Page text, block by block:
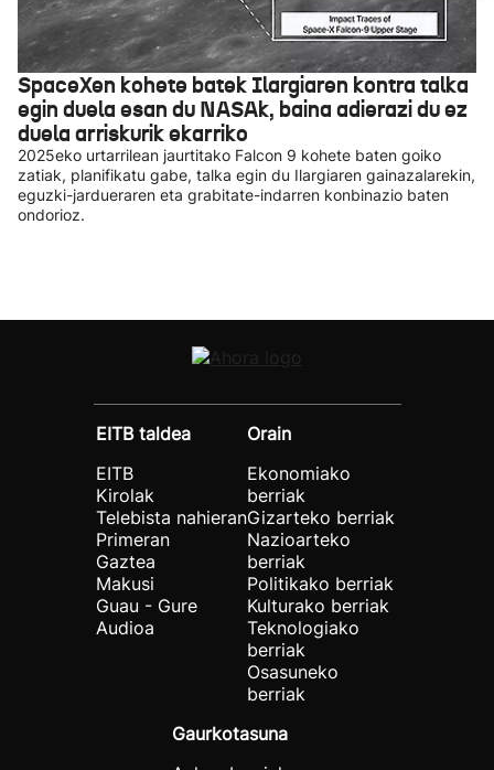
SpaceXen kohete batek Ilargiaren kontra talka
egin duela esan du NASAk, baina adierazi du ez
duela arriskurik ekarriko
2025eko urtarrilean jaurtitako Falcon 9 kohete baten goiko
zatiak, planifikatu gabe, talka egin du Ilargiaren gainazalarekin,
eguzki-jardueraren eta grabitate-indarren konbinazio baten
ondorioz.
EITB taldea
EITB
Kirolak
Telebista nahieran
Primeran
Gaztea
Makusi
Guau - Gure
Audioa
Orain
Ekonomiako
berriak
Gizarteko berriak
Nazioarteko
berriak
Politikako berriak
Kulturako berriak
Teknologiako
berriak
Osasuneko
berriak
Gaurkotasuna